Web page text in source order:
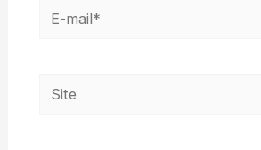
E-
Site